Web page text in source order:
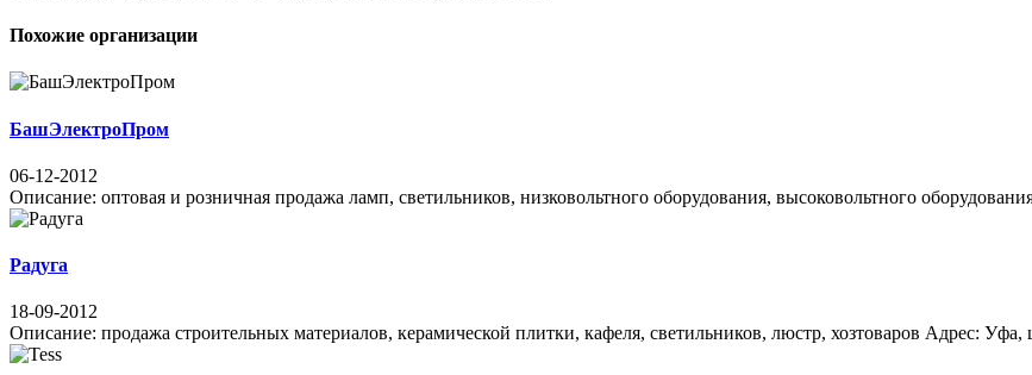
Похожие организации
БашЭлектроПром
06-12-2012
Описание: оптовая и розничная продажа ламп, светильников, низковольтного оборудования, высоковольтного
Радуга
18-09-2012
Описание: продажа строительных материалов, керамической плитки, кафеля, светильников, люстр, хозтоваров Адрес: